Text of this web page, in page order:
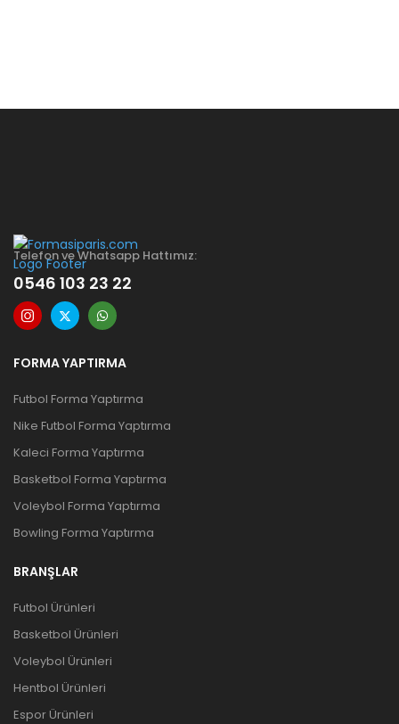
Telefon ve Whatsapp Hattımız:
0546 103 23 22
FORMA YAPTIRMA
Futbol Forma Yaptırma
Nike Futbol Forma Yaptırma
Kaleci Forma Yaptırma
Basketbol Forma Yaptırma
Voleybol Forma Yaptırma
Bowling Forma Yaptırma
BRANŞLAR
Futbol Ürünleri
Basketbol Ürünleri
Voleybol Ürünleri
Hentbol Ürünleri
Espor Ürünleri